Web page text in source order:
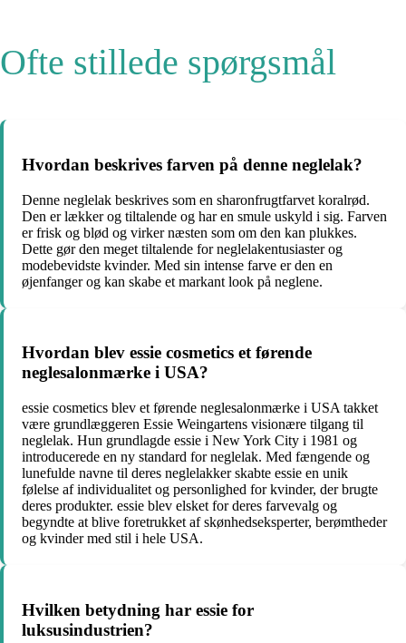
Ofte stillede spørgsmål
Hvordan beskrives farven på denne neglelak?
Denne neglelak beskrives som en sharonfrugtfarvet koralrød.
Den er lækker og tiltalende og har en smule uskyld i sig. Farven
er frisk og blød og virker næsten som om den kan plukkes.
Dette gør den meget tiltalende for neglelakentusiaster og
modebevidste kvinder. Med sin intense farve er den en
øjenfanger og kan skabe et markant look på neglene.
Hvordan blev essie cosmetics et førende
neglesalonmærke i USA?
essie cosmetics blev et førende neglesalonmærke i USA takket
være grundlæggeren Essie Weingartens visionære tilgang til
neglelak. Hun grundlagde essie i New York City i 1981 og
introducerede en ny standard for neglelak. Med fængende og
lunefulde navne til deres neglelakker skabte essie en unik
følelse af individualitet og personlighed for kvinder, der brugte
deres produkter. essie blev elsket for deres farvevalg og
begyndte at blive foretrukket af skønhedseksperter, berømtheder
og kvinder med stil i hele USA.
Hvilken betydning har essie for
luksusindustrien?